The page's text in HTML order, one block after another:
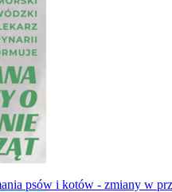
psów i kotów - zmiany w